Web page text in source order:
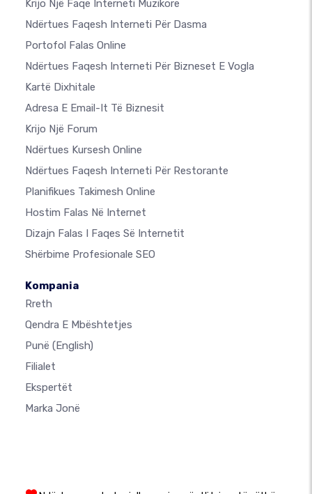
Krijo Një Faqe Interneti Muzikore
Ndërtues Faqesh Interneti Për Dasma
Portofol Falas Online
Ndërtues Faqesh Interneti Për Bizneset E Vogla
Kartë Dixhitale
Adresa E Email-It Të Biznesit
Krijo Një Forum
Ndërtues Kursesh Online
Ndërtues Faqesh Interneti Për Restorante
Planifikues Takimesh Online
Hostim Falas Në Internet
Dizajn Falas I Faqes Së Internetit
Shërbime Profesionale SEO
Kompania
Rreth
Qendra E Mbështetjes
Punë (English)
Filialet
Ekspertët
Marka Jonë